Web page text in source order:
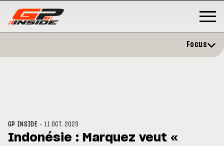
Focus
GP INSIDE - 11 OCT. 2023
Indonésie : Marquez veut «